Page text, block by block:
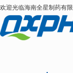
欢迎光临海南全星制药有限